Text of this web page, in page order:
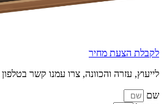
לקבלת הצעת מחיר
לייעוץ, עזרה והכוונה, צרו עמנו קשר בטלפון
שם